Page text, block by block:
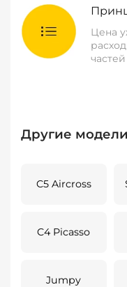
Цена
Другие модели
C5 Aircross
C4 Picasso
Jumpy